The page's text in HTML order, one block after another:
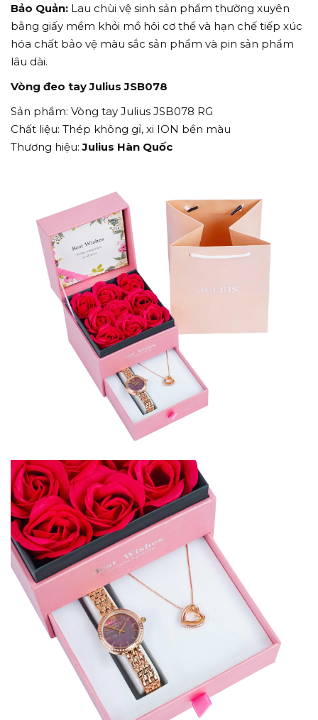
Bảo Quản: Lau chùi vệ sinh sản phẩm thường xuyên
bằng giấy mềm khỏi mồ hôi cơ thể và hạn chế tiếp xúc
hóa chất bảo vệ màu sắc sản phẩm và pin sản phẩm
lâu dài.
Vòng đeo tay Julius JSB078
Sản phẩm: Vòng tay Julius JSB078 RG
Chất liệu: Thép không gỉ, xi ION bền màu
Thương hiệu:Julius Hàn Quốc